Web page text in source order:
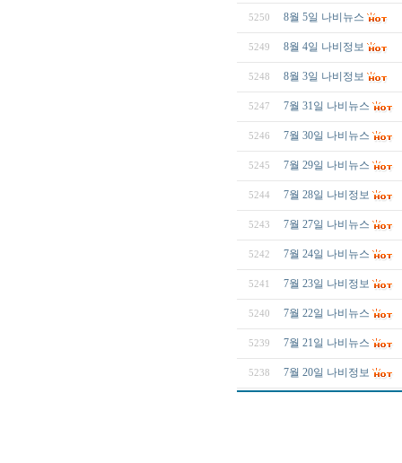
5250 8월 5일 나비뉴스
5249 8월 4일 나비정보
5248 8월 3일 나비정보
5247 7월 31일 나비뉴스
5246 7월 30일 나비뉴스
5245 7월 29일 나비뉴스
5244 7월 28일 나비정보
5243 7월 27일 나비뉴스
5242 7월 24일 나비뉴스
5241 7월 23일 나비정보
5240 7월 22일 나비뉴스
5239 7월 21일 나비뉴스
5238 7월 20일 나비정보